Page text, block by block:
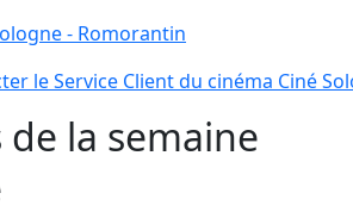
- Romorantin
le Service Client du cinéma Ciné
de la semaine